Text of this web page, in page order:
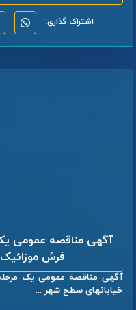
اشتراک گذاری:
آگهی مناقصه عمومی
فرش
آگهی مناقصه عمومی یک
خیابانهای سطح شهر ...